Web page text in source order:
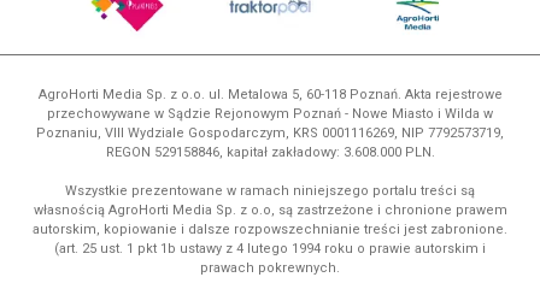
AgroHorti Media Sp. z o.o. ul. Metalowa 5, 60-118 Poznań. Akta rejestrowe
przechowywane w Sądzie Rejonowym Poznań - Nowe Miasto i Wilda w
Poznaniu, VIII Wydziale Gospodarczym, KRS 0001116269, NIP 7792573719,
REGON 529158846, kapitał zakładowy: 3.608.000 PLN.
Wszystkie prezentowane w ramach niniejszego portalu treści są
własnością AgroHorti Media Sp. z o.o, są zastrzeżone i chronione prawem
autorskim, kopiowanie i dalsze rozpowszechnianie treści jest zabronione.
(art. 25 ust. 1 pkt 1b ustawy z 4 lutego 1994 roku o prawie autorskim i
prawach pokrewnych.